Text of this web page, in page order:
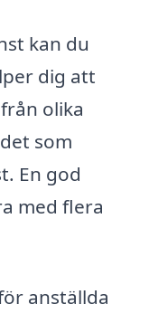
kan du
dig att
olika
som
En god
med flera
anställda